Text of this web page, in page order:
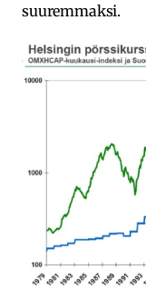
suuremmaksi.